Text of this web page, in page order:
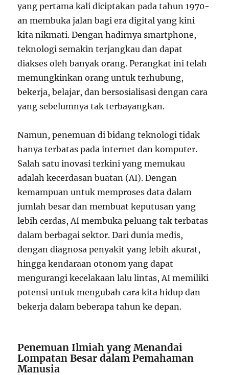
yang pertama kali diciptakan pada tahun 1970-
an membuka jalan bagi era digital yang kini
kita nikmati. Dengan hadirnya smartphone,
teknologi semakin terjangkau dan dapat
diakses oleh banyak orang. Perangkat ini telah
memungkinkan orang untuk terhubung,
bekerja, belajar, dan bersosialisasi dengan cara
yang sebelumnya tak terbayangkan.
Namun, penemuan di bidang teknologi tidak
hanya terbatas pada internet dan komputer.
Salah satu inovasi terkini yang memukau
adalah kecerdasan buatan (AI). Dengan
kemampuan untuk memproses data dalam
jumlah besar dan membuat keputusan yang
lebih cerdas, AI membuka peluang tak terbatas
dalam berbagai sektor. Dari dunia medis,
dengan diagnosa penyakit yang lebih akurat,
hingga kendaraan otonom yang dapat
mengurangi kecelakaan lalu lintas, AI memiliki
potensi untuk mengubah cara kita hidup dan
bekerja dalam beberapa tahun ke depan.
Penemuan Ilmiah yang Menandai
Lompatan Besar dalam Pemahaman
Manusia